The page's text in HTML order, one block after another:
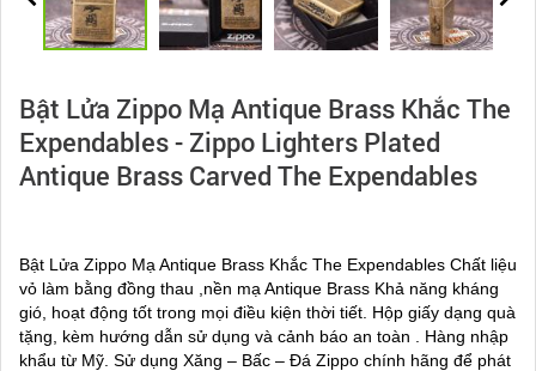
Bật Lửa Zippo Mạ Antique Brass Khắc The
Expendables - Zippo Lighters Plated
Antique Brass Carved The Expendables
Bật Lửa Zippo Mạ Antique Brass Khắc The Expendables Chất liệu
vỏ làm bằng đồng thau ,nền mạ Antique Brass Khả năng kháng
gió, hoạt động tốt trong mọi điều kiện thời tiết. Hộp giấy dạng quà
tặng, kèm hướng dẫn sử dụng và cảnh báo an toàn . Hàng nhập
khẩu từ Mỹ. Sử dụng Xăng – Bấc – Đá Zippo chính hãng để phát